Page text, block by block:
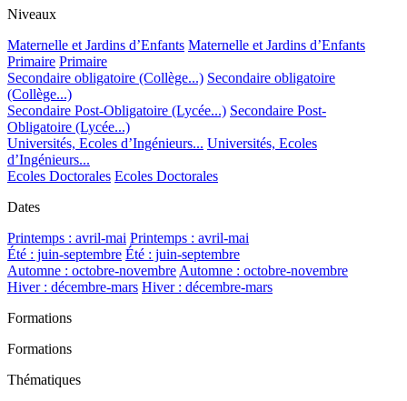
Niveaux
Maternelle et Jardins d’Enfants Maternelle et Jardins d’Enfants
Primaire Primaire
Secondaire obligatoire (Collège...) Secondaire obligatoire
(Collège...)
Secondaire Post-Obligatoire (Lycée...) Secondaire Post-
Obligatoire (Lycée...)
Universités, Ecoles d’Ingénieurs... Universités, Ecoles
d’Ingénieurs...
Ecoles Doctorales Ecoles Doctorales
Dates
Printemps : avril-mai Printemps : avril-mai
Été : juin-septembre Été : juin-septembre
Automne : octobre-novembre Automne : octobre-novembre
Hiver : décembre-mars Hiver : décembre-mars
Formations
Formations
Thématiques